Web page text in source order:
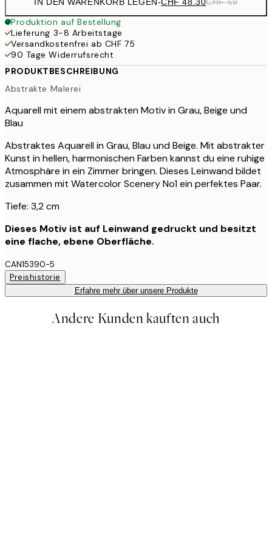
Produktion auf Bestellung
Lieferung 3-8 Arbeitstage
Versandkostenfrei ab CHF 75
90 Tage Widerrufsrecht
PRODUKTBESCHREIBUNG
Abstrakte Malerei
Aquarell mit einem abstrakten Motiv in Grau, Beige und
Blau
Abstraktes Aquarell in Grau, Blau und Beige. Mit abstrakter
Kunst in hellen, harmonischen Farben kannst du eine ruhige
Atmosphäre in ein Zimmer bringen. Dieses Leinwand bildet
zusammen mit Watercolor Scenery No1 ein perfektes Paar.
Tiefe: 3,2 cm
Dieses Motiv ist auf Leinwand gedruckt und besitzt
eine flache, ebene Oberfläche.
CAN15390-5
Preishistorie
Erfahre mehr über unsere Produkte
Andere Kunden kauften auch